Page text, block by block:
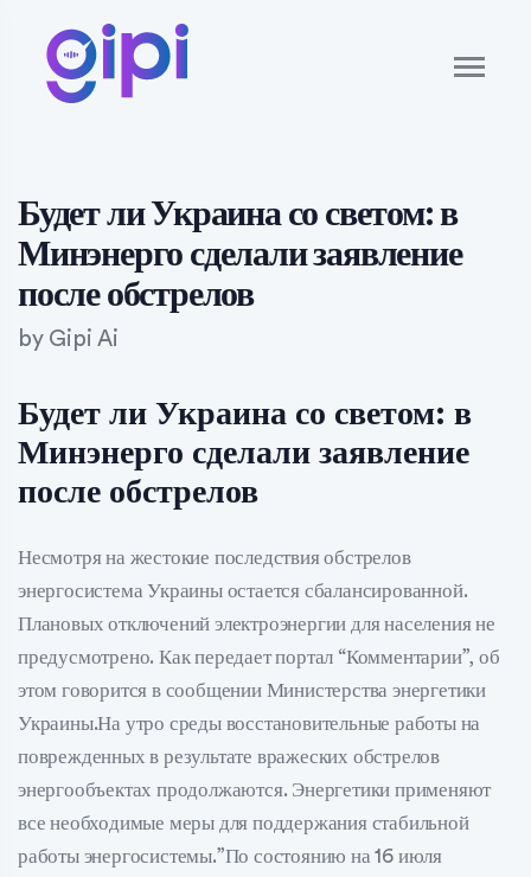
Будет ли Украина со светом: в
Минэнерго сделали заявление
после обстрелов
by Gipi Ai
Будет ли Украина со светом: в
Минэнерго сделали заявление
после обстрелов
Несмотря на жестокие последствия обстрелов
энергосистема Украины остается сбалансированной.
Плановых отключений электроэнергии для населения не
предусмотрено. Как передает портал “Комментарии”, об
этом говорится в сообщении Министерства энергетики
Украины.На утро среды восстановительные работы на
поврежденных в результате вражеских обстрелов
энергообъектах продолжаются. Энергетики применяют
все необходимые меры для поддержания стабильной
работы энергосистемы.”По состоянию на 16 июля